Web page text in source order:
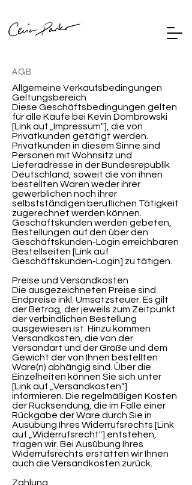
AGB
Allgemeine Verkaufsbedingungen
Geltungsbereich
Diese Geschäftsbedingungen gelten
für alle Käufe bei Kevin Dombrowski
[Link auf „Impressum"], die von
Privatkunden getätigt werden.
Privatkunden in diesem Sinne sind
Personen mit Wohnsitz und
Lieferadresse in der Bundesrepublik
Deutschland, soweit die von ihnen
bestellten Waren weder ihrer
gewerblichen noch ihrer
selbstständigen beruflichen Tätigkeit
zugerechnet werden können.
Geschäftskunden werden gebeten,
Bestellungen auf den über den
Geschäftskunden-Login erreichbaren
Bestellseiten [Link auf
Geschäftskunden-Login] zu tätigen.
Preise und Versandkosten
Die ausgezeichneten Preise sind
Endpreise inkl. Umsatzsteuer. Es gilt
der Betrag, der jeweils zum Zeitpunkt
der verbindlichen Bestellung
ausgewiesen ist. Hinzu kommen
Versandkosten, die von der
Versandart und der Größe und dem
Gewicht der von Ihnen bestellten
Ware(n) abhängig sind. Über die
Einzelheiten können Sie sich unter
[Link auf „Versandkosten"]
informieren. Die regelmäßigen Kosten
der Rücksendung, die im Falle einer
Rückgabe der Ware durch Sie in
Ausübung Ihres Widerrufsrechts [Link
auf „Widerrufsrecht"] entstehen,
tragen wir. Bei Ausübung Ihres
Widerrufsrechts erstatten wir Ihnen
auch die Versandkosten zurück.
Zahlung